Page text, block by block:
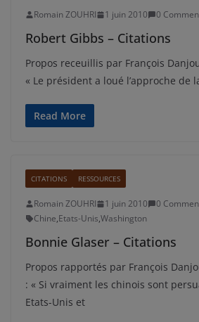
Romain ZOUHRI 1 juin 2010 0
Robert Gibbs – Citations
Propos receuillis par François
« Le président a loué l’approche de
Read More
CITATIONS RESSOURCES
Romain ZOUHRI 1 juin 2010
0
Chine,Etats-Unis,Washington
Bonnie Glaser – Citations
Propos rapportés par François
: « Si vraiment les chinois sont
Etats-Unis et